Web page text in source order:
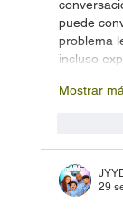
puede
problema
incluso
Mostrar
29